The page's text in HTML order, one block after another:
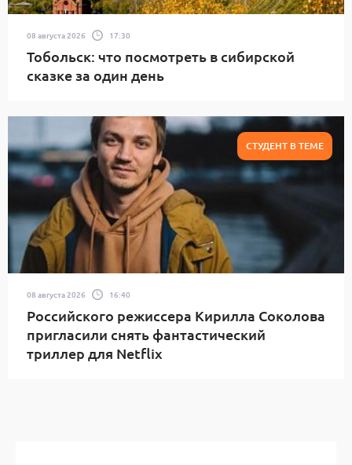
08 августа 2026 17:30
Тобольск: что посмотреть в сибирской
сказке за один день
СТУДЕНТ В ТЕМЕ
08 августа 2026 16:40
Российского режиссера Кирилла Соколова
пригласили снять фантастический
триллер для Netflix